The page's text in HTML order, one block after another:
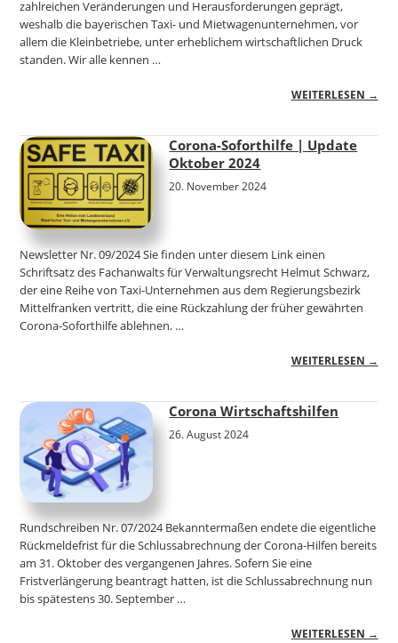
zahlreichen Veränderungen und Herausforderungen geprägt,
weshalb die bayerischen Taxi- und Mietwagenunternehmen, vor
allem die Kleinbetriebe, unter erheblichem wirtschaftlichen Druck
standen. Wir alle kennen …
WEITERLESEN →
Corona-Soforthilfe | Update
Oktober 2024
20. November 2024
Newsletter Nr. 09/2024 Sie finden unter diesem Link einen
Schriftsatz des Fachanwalts für Verwaltungsrecht Helmut Schwarz,
der eine Reihe von Taxi-Unternehmen aus dem Regierungsbezirk
Mittelfranken vertritt, die eine Rückzahlung der früher gewährten
Corona-Soforthilfe ablehnen. …
WEITERLESEN →
Corona Wirtschaftshilfen
26. August 2024
Rundschreiben Nr. 07/2024 Bekanntermaßen endete die eigentliche
Rückmeldefrist für die Schlussabrechnung der Corona-Hilfen bereits
am 31. Oktober des vergangenen Jahres. Sofern Sie eine
Fristverlängerung beantragt hatten, ist die Schlussabrechnung nun
bis spätestens 30. September …
WEITERLESEN →